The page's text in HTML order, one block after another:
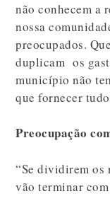
não conhecem a
nossa
preocupados.
duplicam os
município não
que fornecer
Preocupação
“Se dividirem os
vão terminar